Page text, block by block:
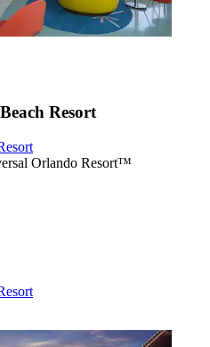
Resort
Orlando Resort™